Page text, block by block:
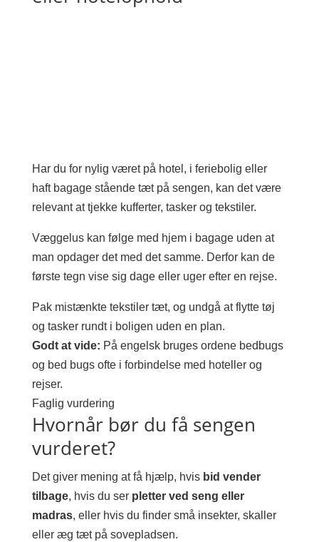
Har du for nylig været på hotel, i feriebolig eller
haft bagage stående tæt på sengen, kan det være
relevant at tjekke kufferter, tasker og tekstiler.
Væggelus kan følge med hjem i bagage uden at
man opdager det med det samme. Derfor kan de
første tegn vise sig dage eller uger efter en rejse.
Pak mistænkte tekstiler tæt, og undgå at flytte tøj
og tasker rundt i boligen uden en plan.
Godt at vide: På engelsk bruges ordene bedbugs
og bed bugs ofte i forbindelse med hoteller og
rejser.
Faglig vurdering
Hvornår bør du få sengen
vurderet?
Det giver mening at få hjælp, hvis bid vender
tilbage, hvis du ser pletter ved seng eller
madras, eller hvis du finder små insekter, skaller
eller æg tæt på sovepladsen.